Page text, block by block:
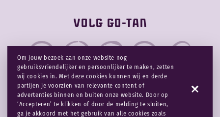
Volg Go-tan
Disclaimer Privacy & cookies
Om jouw bezoek aan onze website nog
gebruiksvriendelijker en persoonlijker te maken, zetten
wij cookies in. Met deze cookies kunnen wij en derde
partijen je voorzien van relevante content of
advertenties binnen en buiten onze website. Door op
‘Accepteren’ te klikken of door de melding te sluiten,
ga je akkoord met het gebruik van alle cookies zoals